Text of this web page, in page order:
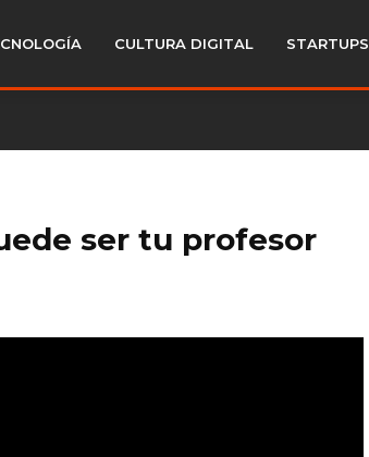
CULTURA DIGITAL STARTUPS
ser tu profesor